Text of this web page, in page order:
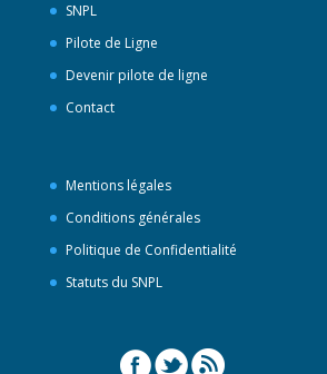
SNPL
Pilote de Ligne
Devenir pilote de ligne
Contact
Mentions légales
Conditions générales
Politique de Confidentialité
Statuts du SNPL